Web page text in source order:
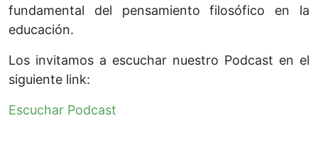
fundamental del pensamiento filosófico en la
educación.
Los invitamos a escuchar nuestro Podcast en el
siguiente link:
Escuchar Podcast